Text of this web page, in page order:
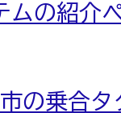
ムの紹介
の乗合タ